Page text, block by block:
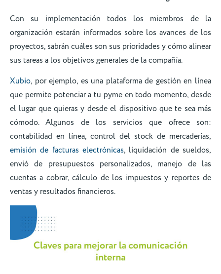
Con su implementación todos los miembros de la
organización estarán informados sobre los avances de los
proyectos, sabrán cuáles son sus prioridades y cómo alinear
sus tareas a los objetivos generales de la compañía.
Xubio, por ejemplo, es una plataforma de gestión en línea
que permite potenciar a tu pyme en todo momento, desde
el lugar que quieras y desde el dispositivo que te sea más
cómodo. Algunos de los servicios que ofrece son:
contabilidad en línea, control del stock de mercaderías,
emisión de facturas electrónicas, liquidación de sueldos,
envió de presupuestos personalizados, manejo de las
cuentas a cobrar, cálculo de los impuestos y reportes de
ventas y resultados financieros.